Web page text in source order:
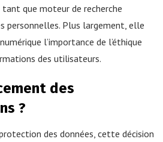
que moteur de recherche
personnelles. Plus largement, elle
l’importance de l’éthique
des utilisateurs.
des
?
des données, cette décision